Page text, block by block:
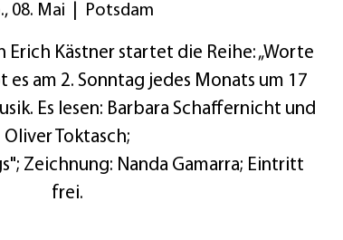
08. Mai Potsdam
Erich Kästner startet die Reihe: „Worte
es am 2. Sonntag jedes Monats um 17
Es lesen: Barbara Schaffernicht und
Oliver Toktasch;
Zeichnung: Nanda Gamarra; Eintritt
frei.